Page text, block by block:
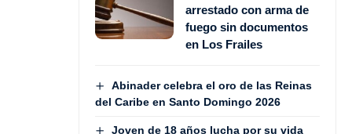
arrestado con arma de
fuego sin documentos
en Los Frailes
Abinader celebra el oro de las Reinas
del Caribe en Santo Domingo 2026
Joven de 18 años lucha por su vida